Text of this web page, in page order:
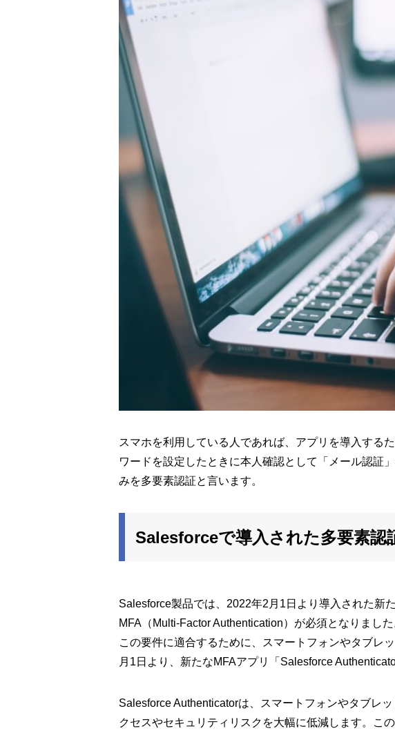
スマホを利用している人であれば、アプリを導入する
ワードを設定したときに本人確認として「メール認証
みを多要素認証と言います。
Salesforceで導入された多要素認
Salesforce製品では、2022年2月1日より導入された新
MFA（Multi-Factor Authentication）が必須となりました
この要件に適合するために、スマートフォンやタブレ
月1日より、新たなMFAアプリ「Salesforce
Salesforce Authenticatorは、スマートフォンやタブレ
クセスやセキュリティリスクを大幅に低減します。こ